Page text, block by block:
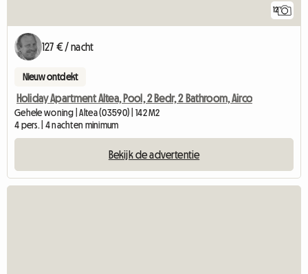
12
127 € / nacht
Nieuw ontdekt
Holiday Apartment Altea, Pool, 2 Bedr, 2 Bathroom, Airco
Gehele woning | Altea (03590) | 142 M2
4 pers. | 4 nachten minimum
Bekijk de advertentie